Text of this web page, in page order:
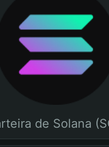
de Solana